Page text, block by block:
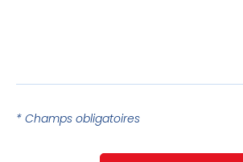
* Champs obligatoires